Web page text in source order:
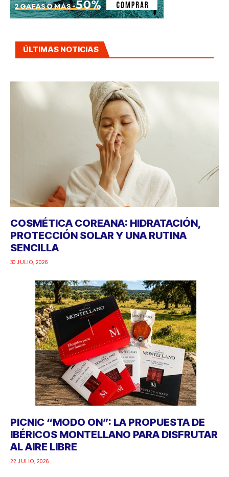
ÚLTIMAS NOTICIAS
COSMÉTICA COREANA: HIDRATACIÓN,
PROTECCIÓN SOLAR Y UNA RUTINA
SENCILLA
30 JULIO, 2026
PICNIC “MODO ON”: LA PROPUESTA DE
IBÉRICOS MONTELLANO PARA DISFRUTAR
AL AIRE LIBRE
22 JULIO, 2026